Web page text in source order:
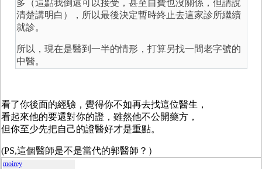
多（這點我倒還可以接受，甚至自費也沒關係，但請說
清楚講明白），所以最後決定暫時終止去這家診所繼續
就診。
所以，現在是醫到一半的情形，打算另找一間老字號的
中醫。
看了你後面的經驗，覺得你不如再去找這位醫生，
看起來他的要還對你的證，雖然他不公開藥方，
但你至少先把自己的證醫好才是重點。
(PS,這個醫師是不是當代的郭醫師？）
moirey